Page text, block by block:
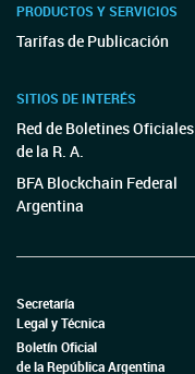
PRODUCTOS Y SERVICIOS
Tarifas de Publicación
SITIOS DE INTERÉS
Red de Boletines Oficiales
de la R. A.
BFA Blockchain Federal
Argentina
Secretaría
Legal y Técnica
Boletín Oficial
de la República Argentina